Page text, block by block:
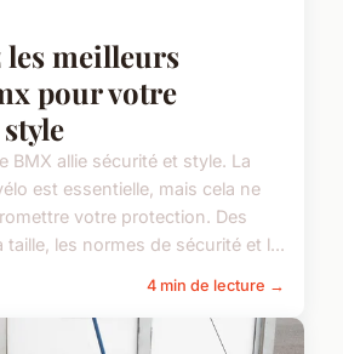
les meilleurs
pour votre
BMX allie sécurité et style. La
est essentielle, mais cela ne
votre protection. Des
taille, les normes de sécurité et l...
4 min de lecture →